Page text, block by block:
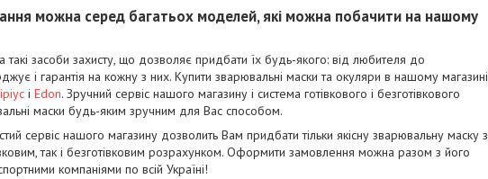
можна серед багатьох моделей, які можна побачити на нашому
такі засоби захисту, що дозволяє придбати їх будь-якого: від любителя до
і гарантія на кожну з них. Купити зварювальні маски та окуляри в нашому магазині
і Edon. Зручний сервіс нашого магазину і система готівкового і безготівкового
маски будь-яким зручним для Вас способом.
сервіс нашого магазину дозволить Вам придбати тільки якісну зварювальну маску з
так і безготівковим розрахунком. Оформити замовлення можна разом з його
компаніями по всій Україні!